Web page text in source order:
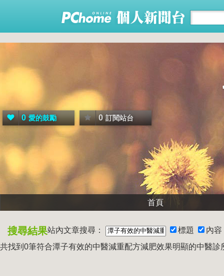
0 愛的鼓勵 0 訂閱站台
首頁
搜尋結果站內文章搜尋： 標題
內容
共找到0筆符合潭子有效的中醫減重配方減肥效果明顯的中醫診